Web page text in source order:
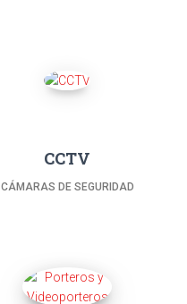
CCTV
CÁMARAS DE SEGURIDAD